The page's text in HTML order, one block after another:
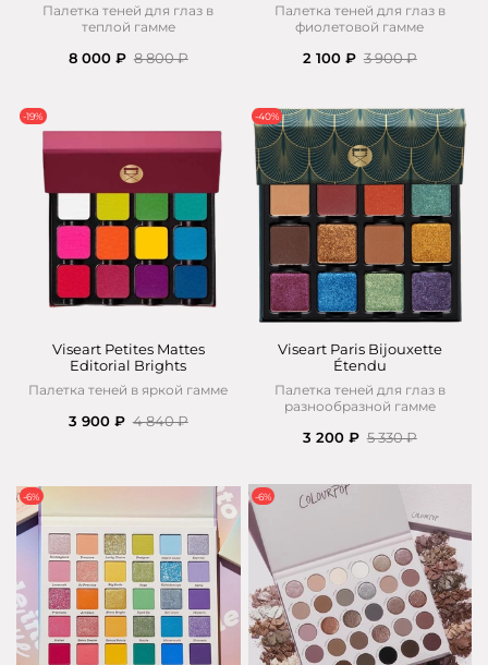
Палетка теней для глаз в
теплой гамме
8 000 ₽ 8 800 ₽
Палетка теней для глаз в
фиолетовой гамме
2 100 ₽ 3 900 ₽
-19%
Viseart Petites Mattes
Editorial Brights
Палетка теней в яркой гамме
3 900 ₽ 4 840 ₽
-40%
Viseart Paris Bijouxette
Étendu
Палетка теней для глаз в
разнообразной гамме
3 200 ₽ 5 330 ₽
-6% -6%